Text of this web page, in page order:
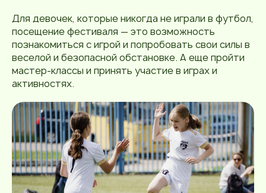
Для девочек, которые никогда не играли в футбол,
посещение фестиваля — это возможность
познакомиться с игрой и попробовать свои силы в
веселой и безопасной обстановке. А еще пройти
мастер-классы и принять участие в играх и
активностях.